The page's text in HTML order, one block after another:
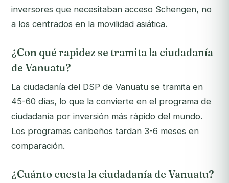
inversores que necesitaban acceso Schengen, no
a los centrados en la movilidad asiática.
¿Con qué rapidez se tramita la ciudadanía
de Vanuatu?
La ciudadanía del DSP de Vanuatu se tramita en
45-60 días, lo que la convierte en el programa de
ciudadanía por inversión más rápido del mundo.
Los programas caribeños tardan 3-6 meses en
comparación.
¿Cuánto cuesta la ciudadanía de Vanuatu?